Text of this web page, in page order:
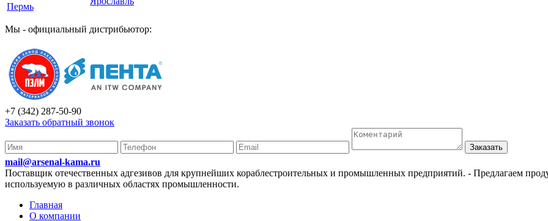
Пермь
Мы - официальный дистрибьютор:
+7 (342) 287-50-90
Заказать обратный звонок
Заказать
mail@arsenal-kama.ru
Поставщик отечественных адгезивов для крупнейших кораблестроительных и промышленных предприятий. - Предлагаем
используемую в различных областях промышленности.
Главная
О компании